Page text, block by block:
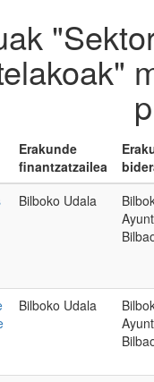
Erakunde
finantzatzailea
Bilboko Udala
Bilboko Udala